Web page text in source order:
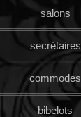
salons
secrétaires
commodes
bibelots